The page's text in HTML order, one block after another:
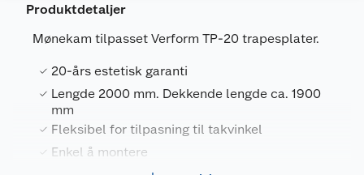
Produktdetaljer
Mønekam tilpasset Verform TP-20 trapesplater.
20-års estetisk garanti
Lengde 2000 mm. Dekkende lengde ca. 1900
mm
Fleksibel for tilpasning til takvinkel
Enkel å montere
Leverandørens artikkelnummer
Størrelse
Farge
SVART MATT